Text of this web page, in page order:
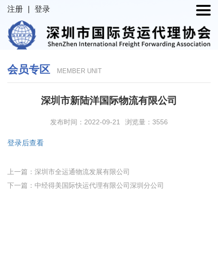
注册 登录
会员专区 MEMBER UNIT
深圳市新陆洋国际物流有限公司
发布时间：2022-09-21 浏览量：3556
登录后查看
上一篇：深圳市全运通物流发展有限公司
下一篇：中经得美国际快运代理有限公司深圳分公司